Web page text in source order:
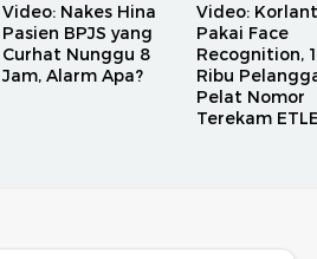
Video: Nakes Hina
Pasien BPJS yang
Curhat Nunggu 8
Jam, Alarm Apa?
Video:
Pakai Face
Recognition,
Ribu
Pelat Nomor
Terekam